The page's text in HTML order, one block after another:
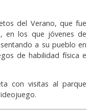
del Verano, que fue
en los que jóvenes de
a su pueblo en
de habilidad física e
con visitas al parque